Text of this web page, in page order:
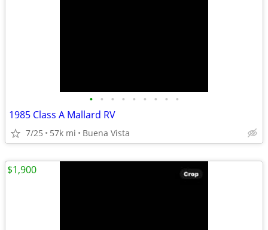
• • • • • • • • •
1985 Class A Mallard RV
7/25 57k mi Buena Vista
$1,900